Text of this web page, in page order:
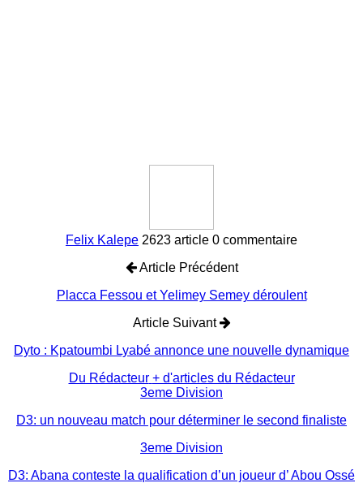
Felix Kalepe 2623 article 0 commentaire
Article Précédent
Placca Fessou et Yelimey Semey déroulent
Article Suivant
Dyto : Kpatoumbi Lyabé annonce une nouvelle dynamique
Du Rédacteur + d'articles du Rédacteur
3eme Division
D3: un nouveau match pour déterminer le second finaliste
3eme Division
D3: Abana conteste la qualification d’un joueur d’ Abou Ossé